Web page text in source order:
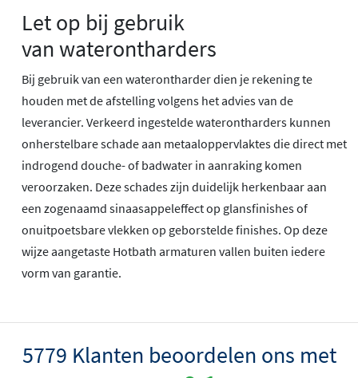
Let op bij gebruik
van waterontharders
Bij gebruik van een waterontharder dien je rekening te
houden met de afstelling volgens het advies van de
leverancier. Verkeerd ingestelde waterontharders kunnen
onherstelbare schade aan metaaloppervlaktes die direct met
indrogend douche- of badwater in aanraking komen
veroorzaken. Deze schades zijn duidelijk herkenbaar aan
een zogenaamd sinaasappeleffect op glansfinishes of
onuitpoetsbare vlekken op geborstelde finishes. Op deze
wijze aangetaste Hotbath armaturen vallen buiten iedere
vorm van garantie.
5779 Klanten beoordelen ons met